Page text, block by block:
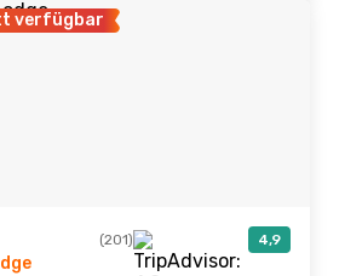
verfügbar
(201) 4,9